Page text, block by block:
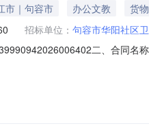
市｜句容市 办公文教
货物
招标单位： 句容市华阳社区
二、合同名
限公司地址：江苏省南京市玄